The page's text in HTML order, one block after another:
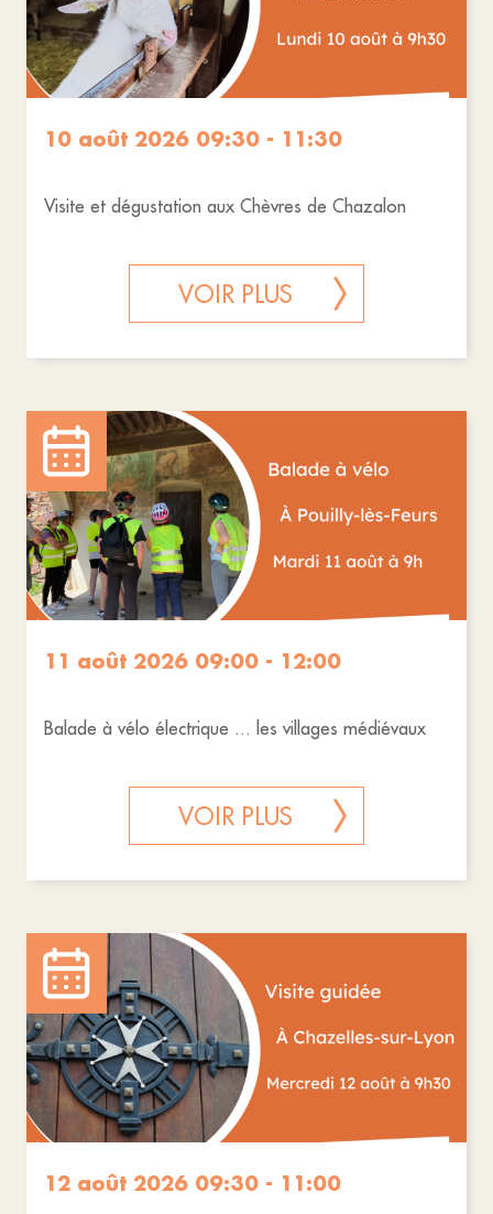
10 août 2026 09:30 - 11:30
Visite et dégustation aux Chèvres de Chazalon
VOIR PLUS
11 août 2026 09:00 - 12:00
Balade à vélo électrique ... les villages médiévaux
VOIR PLUS
12 août 2026 09:30 - 11:00